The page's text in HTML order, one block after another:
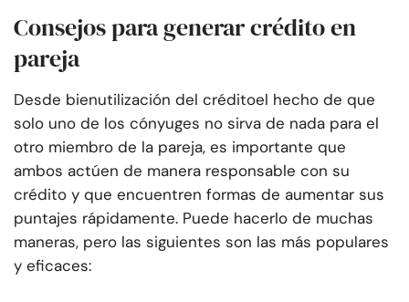
Consejos para generar crédito en
pareja
Desde bienutilización del créditoel hecho de que
solo uno de los cónyuges no sirva de nada para el
otro miembro de la pareja, es importante que
ambos actúen de manera responsable con su
crédito y que encuentren formas de aumentar sus
puntajes rápidamente. Puede hacerlo de muchas
maneras, pero las siguientes son las más populares
y eficaces: